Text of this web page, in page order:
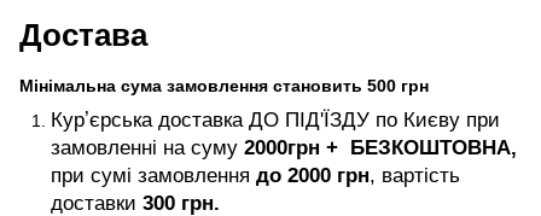
Достава
Мінімальна сума замовлення становить 500 грн
Курʼєрська доставка ДО ПІД'ЇЗДУ по Києву при
замовленні на суму 2000грн + БЕЗКОШТОВНА,
при сумі замовлення до 2000 грн, вартість
доставки 300 грн.